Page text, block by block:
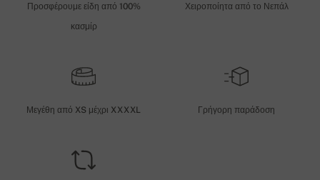
Προσφέρουμε είδη από 100%
κασμίρ
Χειροποίητα από το Νεπάλ
Μεγέθη από XS μέχρι XXXXL Γρήγορη παράδοση